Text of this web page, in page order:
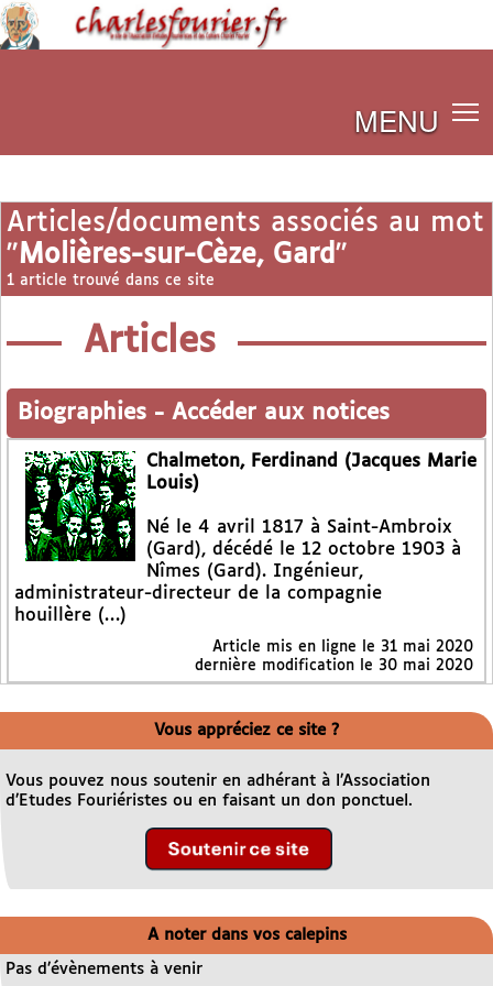
MENU
Articles/documents associés au mot
"Molières-sur-Cèze, Gard "
1 article trouvé dans ce site
Articles
Biographies - Accéder aux notices
Chalmeton, Ferdinand (Jacques Marie
Louis)
Né le 4 avril 1817 à Saint-Ambroix
(Gard), décédé le 12 octobre 1903 à
Nîmes (Gard). Ingénieur,
administrateur-directeur de la compagnie
houillère (…)
Article mis en ligne le 31 mai 2020
dernière modification le 30 mai 2020
Vous appréciez ce site ?
Vous pouvez nous soutenir en adhérant à l’Association
d’Etudes Fouriéristes ou en faisant un don ponctuel.
A noter dans vos calepins
Pas d’évènements à venir